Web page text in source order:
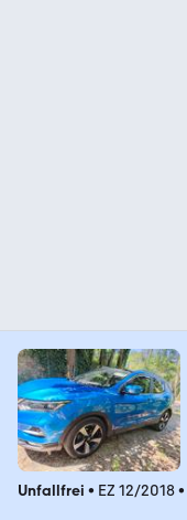
Unfallfrei • EZ 12/2018•